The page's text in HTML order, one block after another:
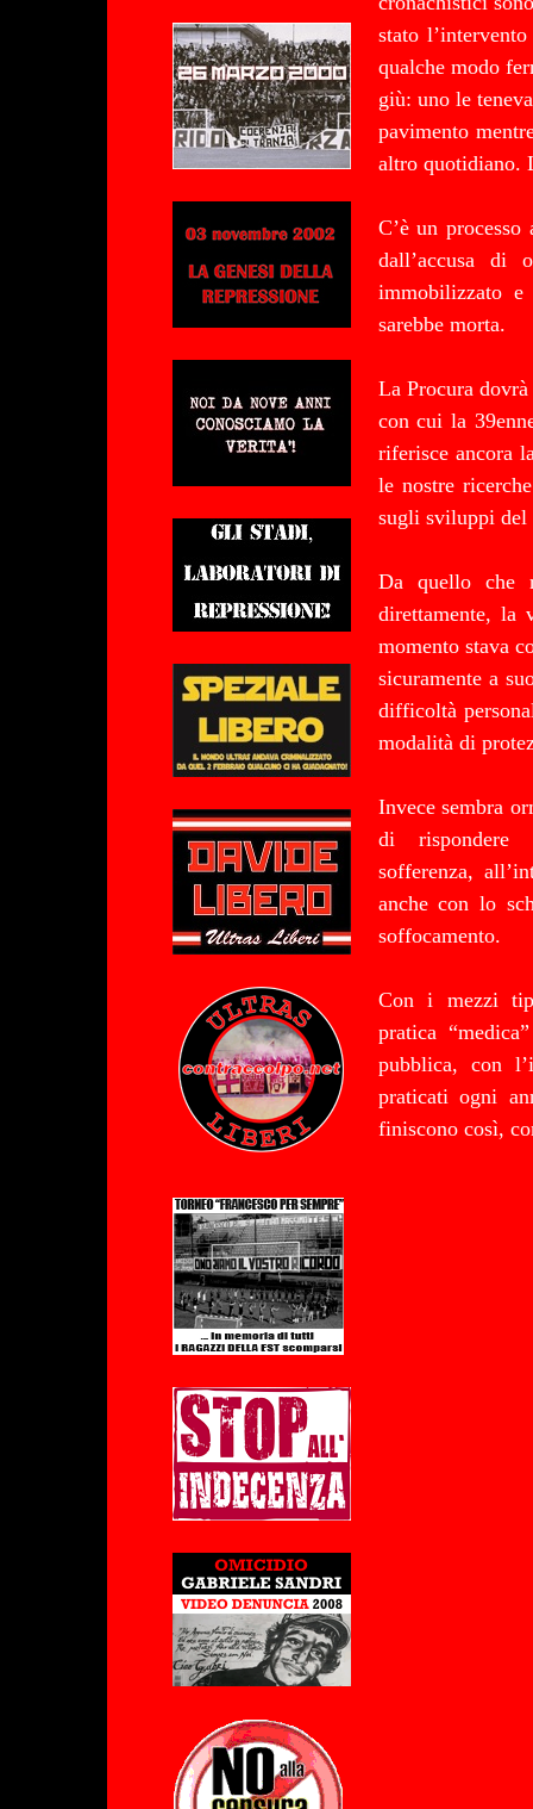
stato
qualche modo
giù: uno le
pavimento
altro quotidiano.
C’è un
dall’accusa di
immobilizzato
sarebbe morta.
La Procura
con cui la
riferisce ancora
le nostre
sugli sviluppi del
Da quello che
direttamente, la
momento stava
sicuramente a
difficoltà
modalità di
Invece sembra
di rispondere
sofferenza,
anche con lo
soffocamento.
Con i mezzi
pratica
pubblica, con
praticati ogni
finiscono così,